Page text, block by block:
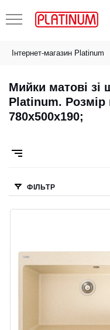
Інтернет-магазин Platinum
Мийки матові
Platinum.
780х500х190;
ФІЛЬТР